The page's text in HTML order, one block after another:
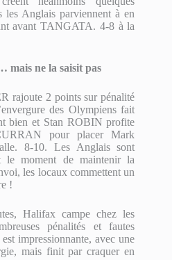
les Anglais parviennent à en
avant TANGATA. 4-8 à la
mais ne la saisit pas
rajoute 2 points sur pénalité
des Olympiens fait
bien et Stan ROBIN profite
pour placer Mark
8-10. Les Anglais sont
le moment de maintenir la
les locaux commettent un
!
Halifax campe chez les
pénalités et fautes
impressionnante, avec une
mais finit par craquer en